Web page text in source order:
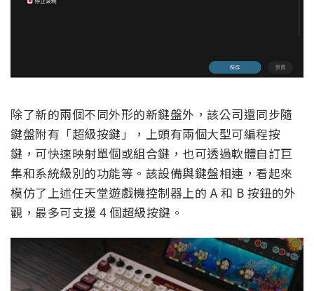
除了新的兩個不同外形的新鍵盤外，該公司還同步隨
鍵盤附有「超級按鍵」，上頭有兩個大型可編程按
鍵，可快速映射單個或組合鍵，也可透過軟體自訂巨
集和系統級別的功能等。該設備與鍵盤相連，看起來
模仿了上述任天堂遊戲機控制器上的 A 和 B 按鈕的外
觀，最多可支援 4 個超級按鍵。